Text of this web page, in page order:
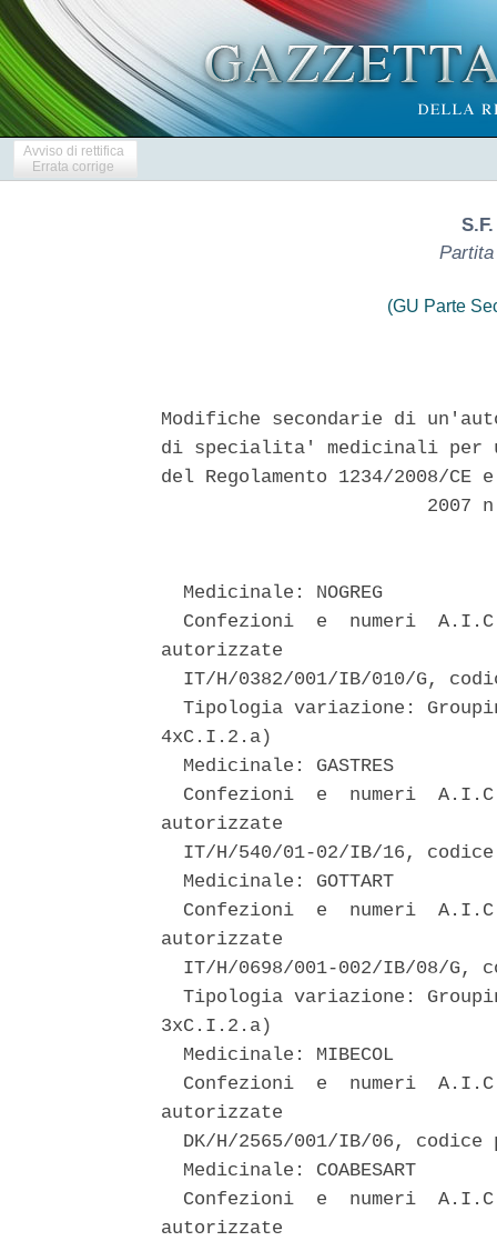
Avviso di rettifica
Errata corrige
Partita
(GU Parte
Modifiche secondarie di
di specialita' medicinali per
del Regolamento 1234/2008/
2007
  Medicinale: NOGREG
Confezioni  e  numeri
autorizzate
IT/H/0382/001/IB/010/G,
Tipologia variazione:
4xC.I.2.a)
  Medicinale: GASTRES
Confezioni  e  numeri
autorizzate
IT/H/540/01-02/IB/16,
  Medicinale: GOTTART
Confezioni  e  numeri
autorizzate
IT/H/0698/001-002/IB/08/G,
Tipologia variazione:
3xC.I.2.a)
  Medicinale: MIBECOL
Confezioni  e  numeri
autorizzate
DK/H/2565/001/IB/06,
  Medicinale: COABESART
Confezioni  e  numeri
autorizzate